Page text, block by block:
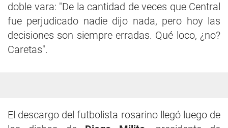
doble vara: "De la cantidad de veces que Central
fue perjudicado nadie dijo nada, pero hoy las
decisiones son siempre erradas. Qué loco, ¿no?
Caretas".
El descargo del futbolista rosarino llegó luego de